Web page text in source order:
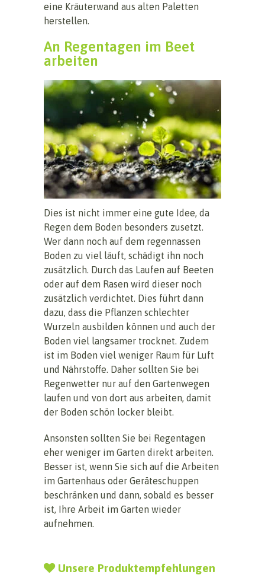
eine Kräuterwand aus alten Paletten
herstellen.
An Regentagen im Beet
arbeiten
Dies ist nicht immer eine gute Idee, da
Regen dem Boden besonders zusetzt.
Wer dann noch auf dem regennassen
Boden zu viel läuft, schädigt ihn noch
zusätzlich. Durch das Laufen auf Beeten
oder auf dem Rasen wird dieser noch
zusätzlich verdichtet. Dies führt dann
dazu, dass die Pflanzen schlechter
Wurzeln ausbilden können und auch der
Boden viel langsamer trocknet. Zudem
ist im Boden viel weniger Raum für Luft
und Nährstoffe. Daher sollten Sie bei
Regenwetter nur auf den Gartenwegen
laufen und von dort aus arbeiten, damit
der Boden schön locker bleibt.
Ansonsten sollten Sie bei Regentagen
eher weniger im Garten direkt arbeiten.
Besser ist, wenn Sie sich auf die Arbeiten
im Gartenhaus oder Geräteschuppen
beschränken und dann, sobald es besser
ist, Ihre Arbeit im Garten wieder
aufnehmen.
Unsere Produktempfehlungen